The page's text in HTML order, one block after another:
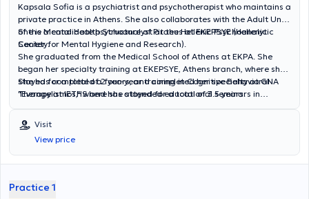
Kapsala Sofia is a psychiatrist and psychotherapist who maintains a
private practice in Athens. She also collaborates with the Adult Unit
of the Mental Health Structure of Piraeus at EKEPSYE (Hellenic
Center for Mental Hygiene and Research).
She is a candidate psychoanalyst at the Hellenic Psychoanalytic
Society.
She graduated from the Medical School of Athens at EKPA. She
began her specialty training at EKEPSYE, Athens branch, where she
stayed for a total of 2 years, and completed her specialty at GNA
"Evangelismos," where she stayed for a total of 3.5 years.
a supplementary physician position at GNA "G. Gennimatas." In the
past, she has also collaborated with the mobile units of EPAPSY.
She has completed a four-year training in Cognitive Behavioral
Therapy at IETHS and has attended educational seminars in
Psychoanalytic Psychotherapy of the First Psychiatric Clinic of EKPA
and from other institutions.
Visit
View price
Practice 1